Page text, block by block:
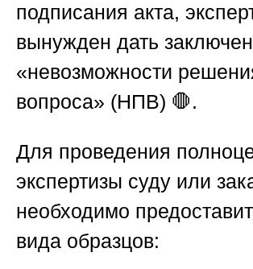
подписания акта,
вынужден дать
«невозможности
вопроса» (НПВ) 🛑.
Для проведения
экспертизы суду или
необходимо
вида образцов: